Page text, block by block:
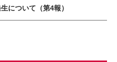
について（第4報）